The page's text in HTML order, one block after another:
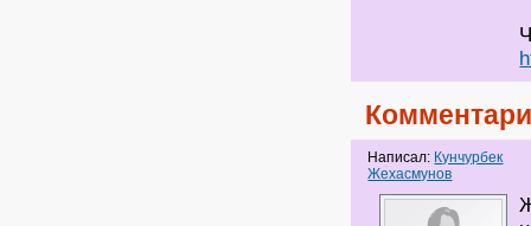
Написал: Кунчурбек
Жехасмунов